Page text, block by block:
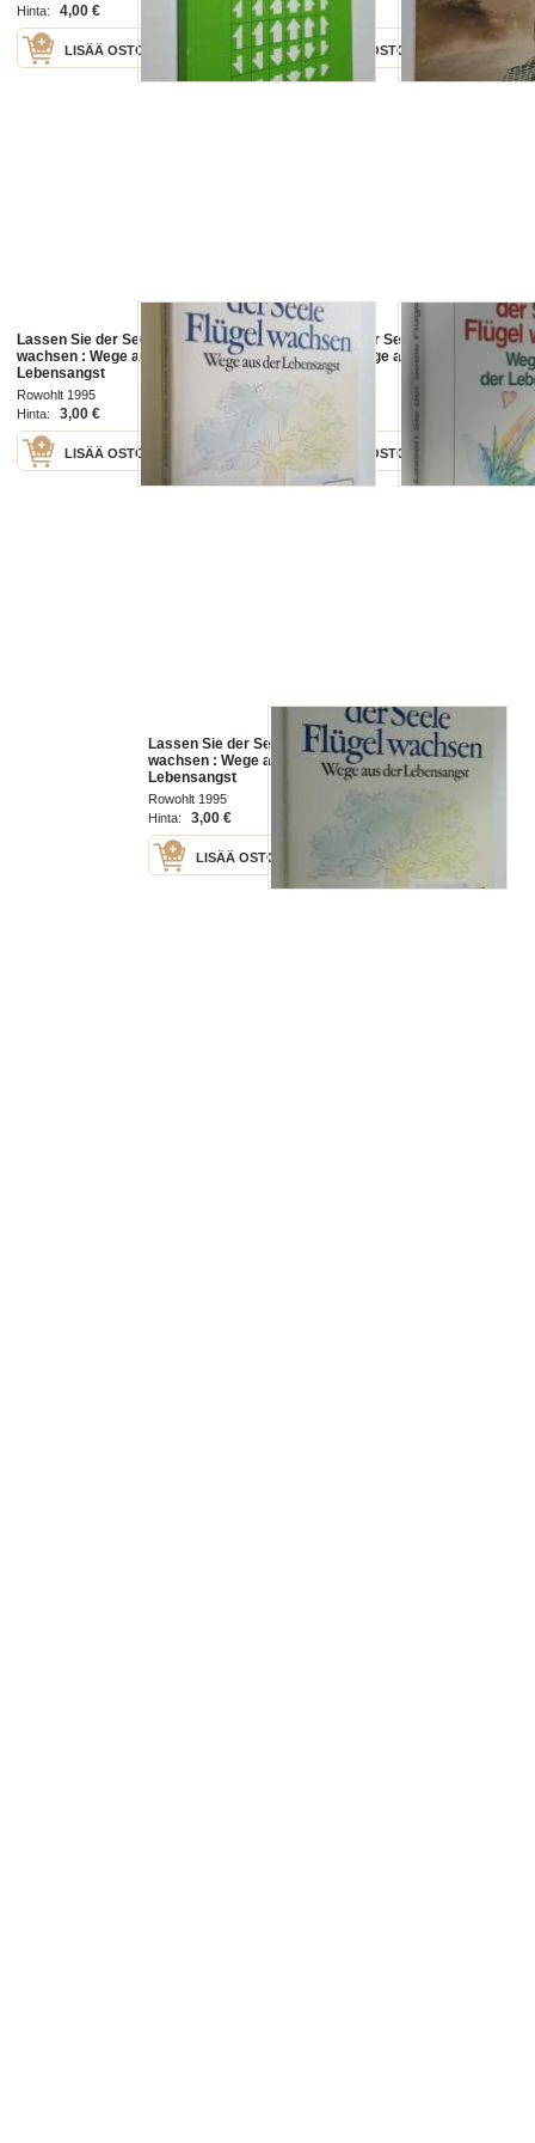
Hinta:
4,00 €
LISÄÄ OSTOSKORIIN
Hinta:
2,00 €
LISÄÄ OSTOSKORIIN
Lassen Sie der Seele Flugel
wachsen : Wege aus der
Lebensangst
Rowohlt 1995
Hinta:
3,00 €
LISÄÄ OSTOSKORIIN
Lassen Sie der Seele Flugel
wachsen : Wege aus der
Lebensangst
Econ 1993
LISÄÄ OSTOSKORIIN
Lassen Sie der Seele Flugel
wachsen : Wege aus der
Lebensangst
Rowohlt 1995
Hinta:
3,00 €
LISÄÄ OSTOSKORIIN